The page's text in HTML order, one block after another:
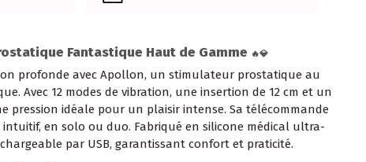
Fantastique Haut de Gamme 🔥💎
profonde avec Apollon, un stimulateur prostatique au
Avec 12 modes de vibration, une insertion de 12 cm et un
pression idéale pour un plaisir intense. Sa télécommande
en solo ou duo. Fabriqué en silicone médical ultra-
par USB, garantissant confort et praticité.